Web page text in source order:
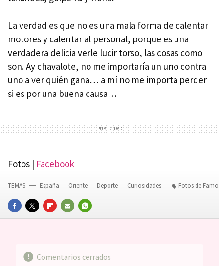
La verdad es que no es una mala forma de calentar
motores y calentar al personal, porque es una
verdadera delicia verle lucir torso, las cosas como
son. Ay chavalote, no me importaría un uno contra
uno a ver quién gana… a mí no me importa perder
si es por una buena causa…
Fotos | Facebook
FACEBOOKTWITTERFLIPBOARD
E-
WHATSAPP
TEMAS España Oriente Deporte Curiosidades Fotos de
Comentarios cerrados